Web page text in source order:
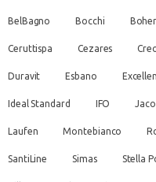
BelBagno Bocchi
Ceruttispa Cezares
Duravit Esbano
Ideal Standard IFO
Laufen Montebianco
SantiLine Simas Stella